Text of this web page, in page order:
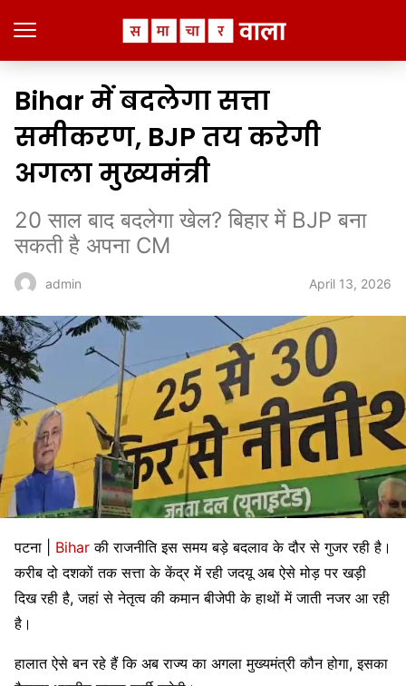
Bihar में बदलेगा सत्ता
समीकरण, BJP तय करेगी
अगला मुख्यमंत्री
20 साल बाद बदलेगा खेल? बिहार में BJP बना
सकती है अपना CM
admin April 13, 2026
पटना | Bihar की राजनीति इस समय बड़े बदलाव के दौर से गुजर रही है।
करीब दो दशकों तक सत्ता के केंद्र में रही जदयू अब ऐसे मोड़ पर खड़ी
दिख रही है, जहां से नेतृत्व की कमान बीजेपी के हाथों में जाती नजर आ रही
है।
हालात ऐसे बन रहे हैं कि अब राज्य का अगला मुख्यमंत्री कौन होगा, इसका